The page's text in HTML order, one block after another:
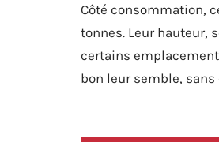
Côté consommation,
tonnes. Leur hauteur,
certains
bon leur semble,